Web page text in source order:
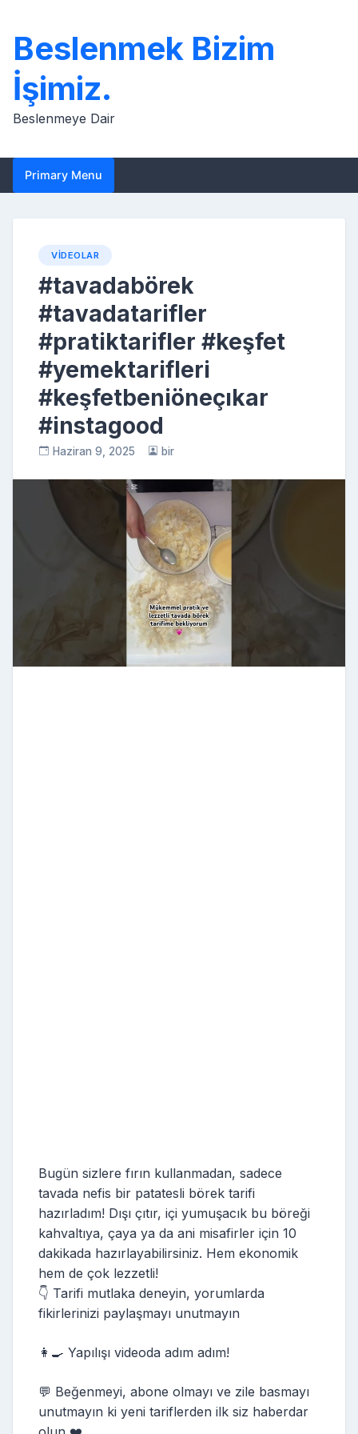
content
Beslenmek Bizim
İşimiz.
Beslenmeye Dair
Primary Menu
VIDEOLAR
#tavadabörek
#tavadatarifler
#pratiktarifler #keşfet
#yemektarifleri
#keşfetbeniöneçıkar
#instagood
Haziran 9, 2025 bir
Bugün sizlere fırın kullanmadan, sadece
tavada nefis bir patatesli börek tarifi
hazırladım! Dışı çıtır, içi yumuşacık bu böreği
kahvaltıya, çaya ya da ani misafirler için 10
dakikada hazırlayabilirsiniz. Hem ekonomik
hem de çok lezzetli!
👇 Tarifi mutlaka deneyin, yorumlarda
fikirlerinizi paylaşmayı unutmayın
👩‍🍳 Yapılışı videoda adım adım!
💬 Beğenmeyi, abone olmayı ve zile basmayı
unutmayın ki yeni tariflerden ilk siz haberdar